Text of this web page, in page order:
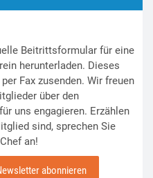
Beitrittsformular für eine
herunterladen. Dieses
Fax zusenden. Wir freuen
über den
uns engagieren. Erzählen
sind, sprechen Sie
an!
abonnieren